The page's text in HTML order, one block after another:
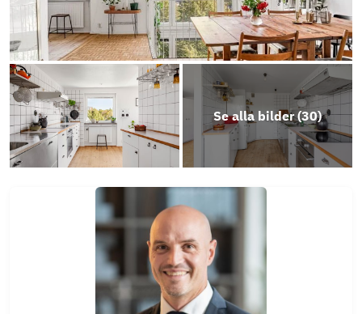
Årsredovisning 2025
Se alla bilder (30)